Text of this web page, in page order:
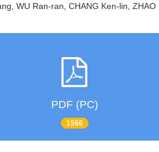
WU Ran-ran, CHANG Ken-lin, ZHAO
PDF (PC)
1566